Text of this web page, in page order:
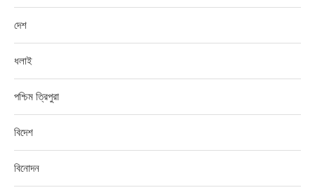
দেশ
ধলাই
পশ্চিম ত্রিপুরা
বিদেশ
বিনোদন